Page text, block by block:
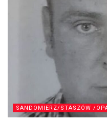
SANDOMIERZ/STASZÓW /